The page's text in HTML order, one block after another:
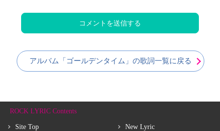
コメントを送信する
アルバム「ゴールデンタイム」の歌詞一覧に戻る
ROCK LYRIC Contents
Site Top New Lyric